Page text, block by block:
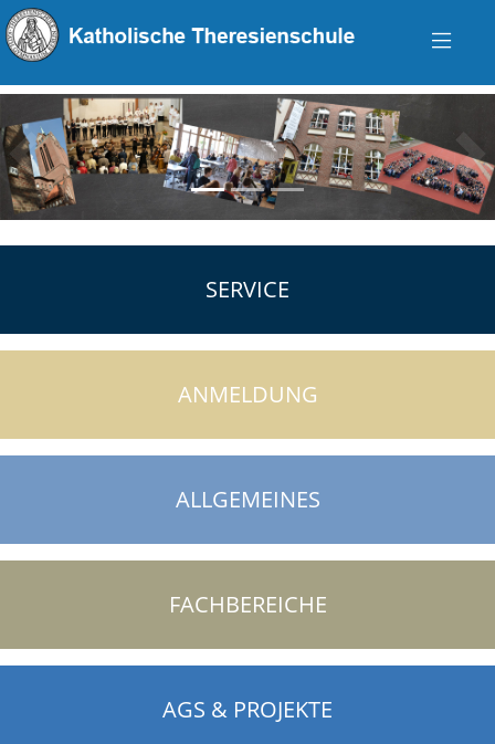
zurück
SERVICE
ANMELDUNG
ALLGEMEINES
FACHBEREICHE
AGS & PROJEKTE